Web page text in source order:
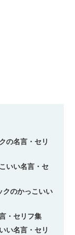
の名言・セリ
いい名言・セ
クのかっこいい
・セリフ集
い名言・セリ